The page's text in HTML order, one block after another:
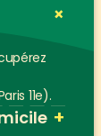
+
11e).
+